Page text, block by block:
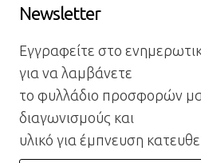
Newsletter
Εγγραφείτε στο
για να λαμβάνετε
το φυλλάδιο προσφορών
διαγωνισμούς και
υλικό για έμπνευση